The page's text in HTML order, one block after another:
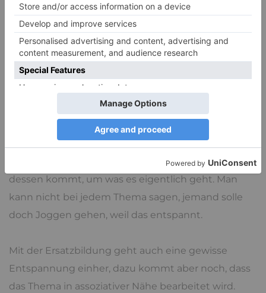
die Nähe des ursprünglichen Zieles bringen, die
irgendwie einen Kompromiss darstellen.
Auch das erkannte Freud, diese Assoziationsketten,
die seiner Meinung nach kein Zufall waren. Die
Symptome weisen den Weg zum Eigentlichen, so
Freud. Es gibt immer wieder die Signallampen die
leuchten, wenn man gelernt hat, sie zu sehen. Die
Ersatzbefriedigung ist dabei etwas, was in die Nähe
dessen kommt, um was es eigentlich geht. Man
kann nicht bei jedem Thema sagen, jemand solle
doch Joggen gehen, weil das entspannt.
Mit der Ersatzbildung geht auch eine gewisse
Entspannung einher, dazu kommt aber noch, dass
das Thema in assoziativer Nähe bearbeitet wird.